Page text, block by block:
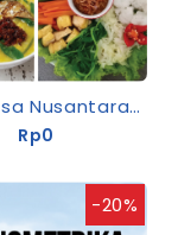
Cita Rasa Nusantara : Edisi Hidangan Sepinggan
Rp0
-20%